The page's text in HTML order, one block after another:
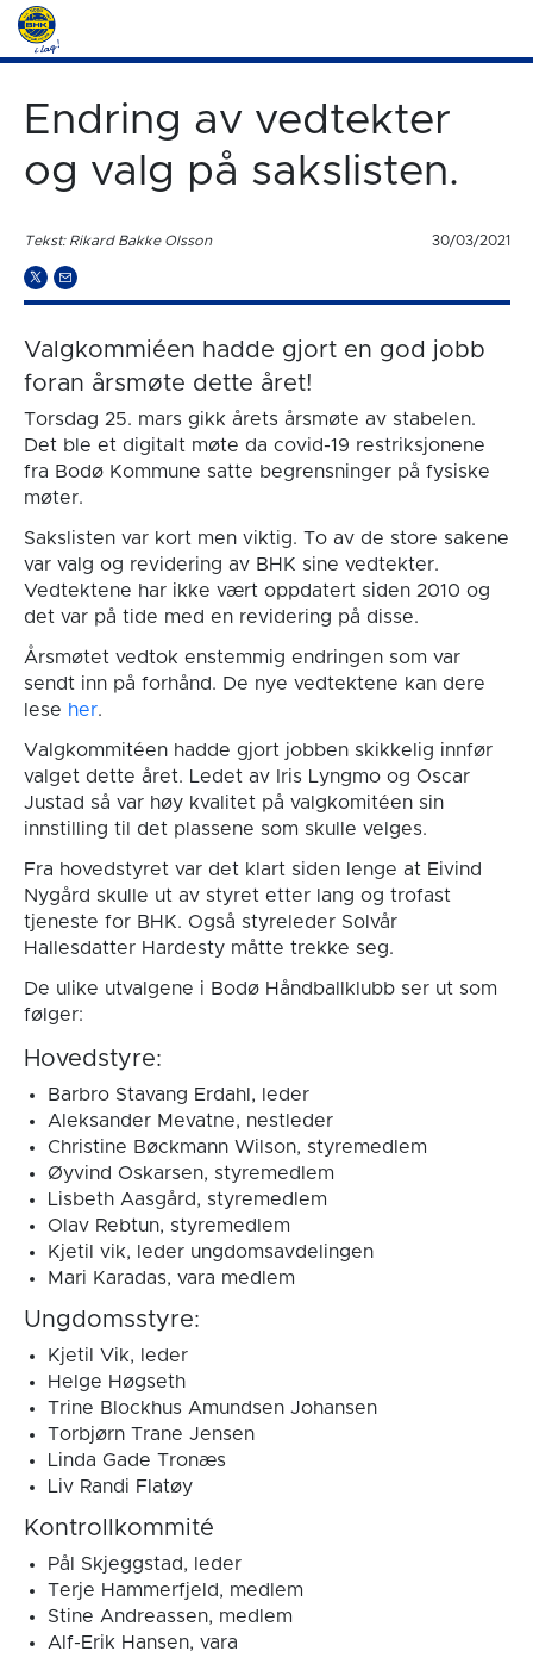
Endring av vedtekter
og valg på sakslisten.
Tekst: Rikard Bakke Olsson 30/03/2021
Valgkommiéen hadde gjort en god jobb
foran årsmøte dette året!
Torsdag 25. mars gikk årets årsmøte av stabelen.
Det ble et digitalt møte da covid-19 restriksjonene
fra Bodø Kommune satte begrensninger på fysiske
møter.
Sakslisten var kort men viktig. To av de store sakene
var valg og revidering av BHK sine vedtekter.
Vedtektene har ikke vært oppdatert siden 2010 og
det var på tide med en revidering på disse.
Årsmøtet vedtok enstemmig endringen som var
sendt inn på forhånd. De nye vedtektene kan dere
lese her.
Valgkommitéen hadde gjort jobben skikkelig innfør
valget dette året. Ledet av Iris Lyngmo og Oscar
Justad så var høy kvalitet på valgkomitéen sin
innstilling til det plassene som skulle velges.
Fra hovedstyret var det klart siden lenge at Eivind
Nygård skulle ut av styret etter lang og trofast
tjeneste for BHK. Også styreleder Solvår
Hallesdatter Hardesty måtte trekke seg.
De ulike utvalgene i Bodø Håndballklubb ser ut som
følger:
Hovedstyre:
Barbro Stavang Erdahl, leder
Aleksander Mevatne, nestleder
Christine Bøckmann Wilson, styremedlem
Øyvind Oskarsen, styremedlem
Lisbeth Aasgård, styremedlem
Olav Rebtun, styremedlem
Kjetil vik, leder ungdomsavdelingen
Mari Karadas, vara medlem
Ungdomsstyre:
Kjetil Vik, leder
Helge Høgseth
Trine Blockhus Amundsen Johansen
Torbjørn Trane Jensen
Linda Gade Tronæs
Liv Randi Flatøy
Kontrollkommité
Pål Skjeggstad, leder
Terje Hammerfjeld, medlem
Stine Andreassen, medlem
Alf-Erik Hansen, vara